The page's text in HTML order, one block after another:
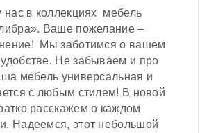
нас в коллекциях мебель
Ваше пожелание –
Мы заботимся о вашем
Не забываем и про
мебель универсальная и
с любым стилем! В новой
расскажем о каждом
Надеемся, этот небольшой